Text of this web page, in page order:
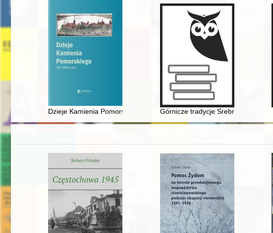
Dzieje Kamienia Pomorskiego. T. 1, Górnicze tradycje Srebrnego Miasta